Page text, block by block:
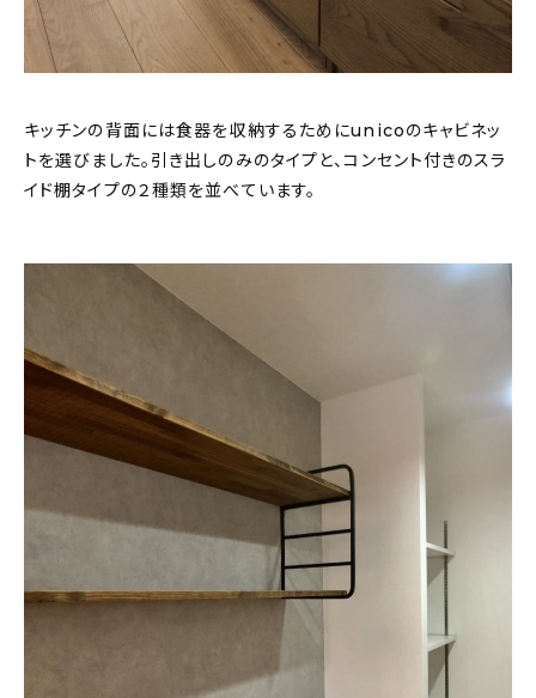
キッチンの背面には食器を収納するためにunicoのキャビネッ
トを選びました。引き出しのみのタイプと、コンセント付きのスラ
イド棚タイプの２種類を並べています。